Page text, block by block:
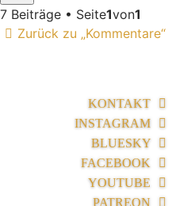
7 Beiträge • Seite1von1
Zurück zu „Kommentare“
KONTAKT
INSTAGRAM
BLUESKY
FACEBOOK
YOUTUBE
PATREON